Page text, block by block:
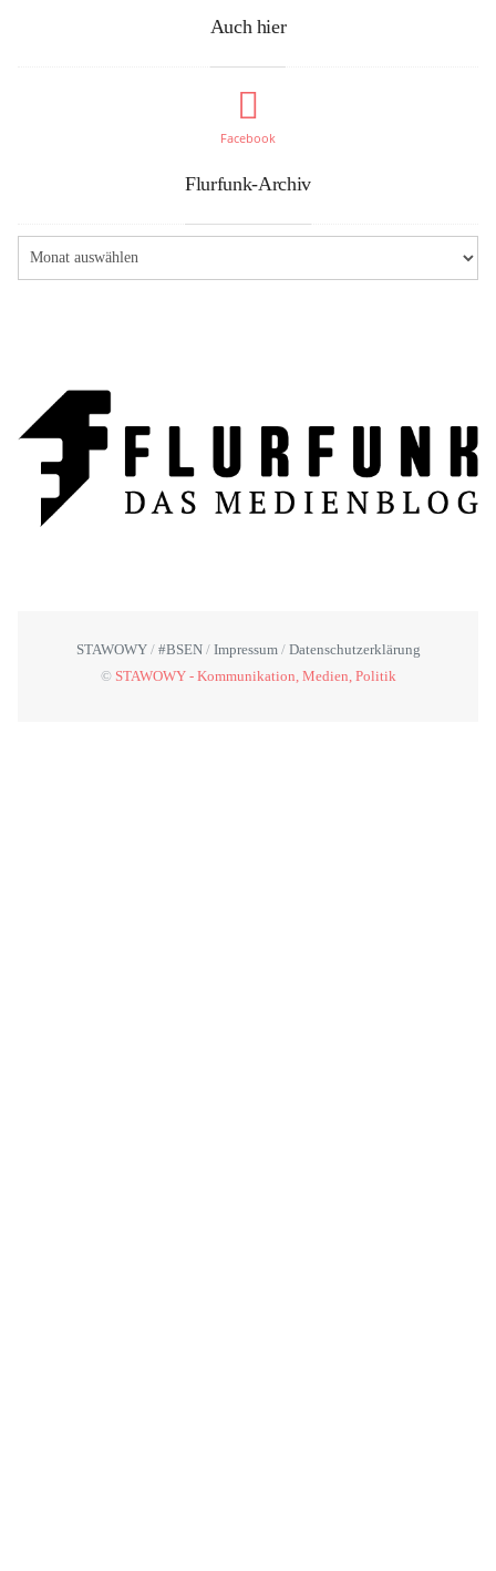
Auch hier
Facebook
Flurfunk-Archiv
STAWOWY #BSEN Impressum
Datenschutzerklärung
© STAWOWY - Kommunikation, Medien, Politik